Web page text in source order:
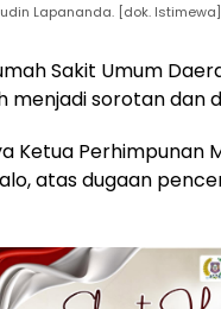
Lapananda. [dok. Istimewa]
Sakit Umum
menjadi sorotan dan
Ketua Perhimpunan
atas dugaan